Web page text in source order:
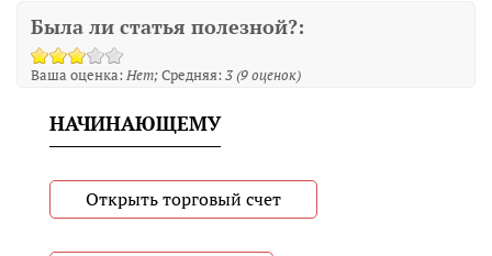
Была ли статья полезной?:
Ваша оценка:Нет Средняя:3(9оценок)
НАЧИНАЮЩЕМУ
Открыть торговый счет